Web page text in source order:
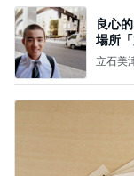
良心
場所
実の
立石美